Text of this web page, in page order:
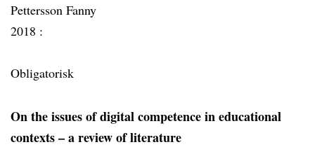
Pettersson Fanny
2018 :
Obligatorisk
On the issues of digital competence in educational
contexts – a review of literature